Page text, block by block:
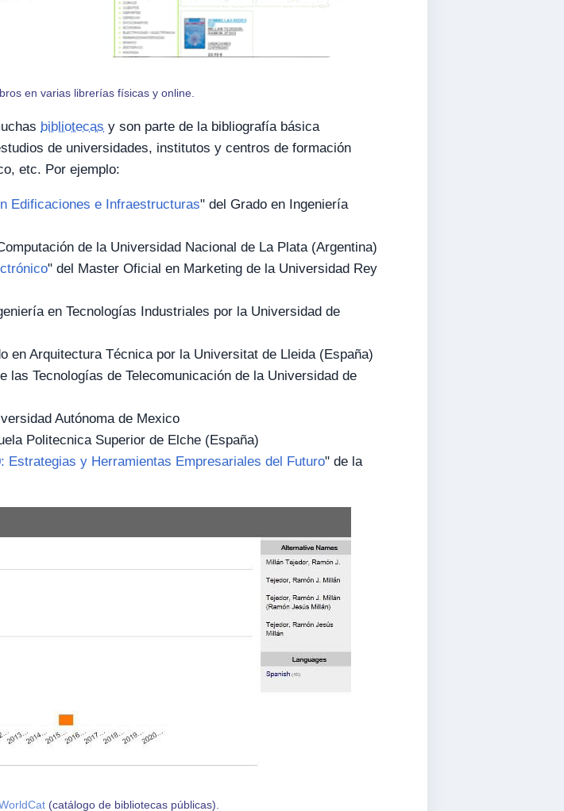
en varias librerías físicas y online.
bibliotecas y son parte de la bibliografía básica
de universidades, institutos y centros de formación
etc. Por ejemplo:
Edificaciones e Infraestructuras" del Grado en Ingeniería
de la Universidad Nacional de La Plata (Argentina)
" del Master Oficial en Marketing de la Universidad Rey
en Tecnologías Industriales por la Universidad de
en Arquitectura Técnica por la Universitat de Lleida (España)
las Tecnologías de Telecomunicación de la Universidad de
Autónoma de Mexico
Politecnica Superior de Elche (España)
Estrategias y Herramientas Empresariales del Futuro" de la
(catálogo de bibliotecas públicas).